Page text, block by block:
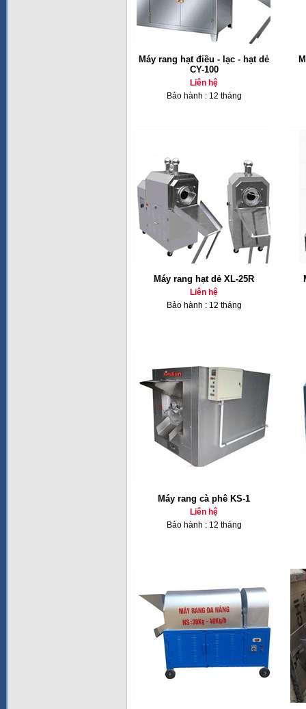
Máy rang hạt điều - lạc - hạt dẻ
CY-100
Liên hệ
Bảo hành : 12 tháng
Máy rang hạt dẻ XL-25R
Liên hệ
Bảo hành : 12 tháng
Máy rang cà phê KS-1
Liên hệ
Bảo hành : 12 tháng